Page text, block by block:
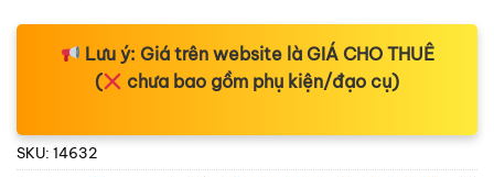
Lưu ý: Giá trên website là GIÁ CHO THUÊ
(
chưa bao gồm phụ kiện/đạo cụ)
SKU: 14632